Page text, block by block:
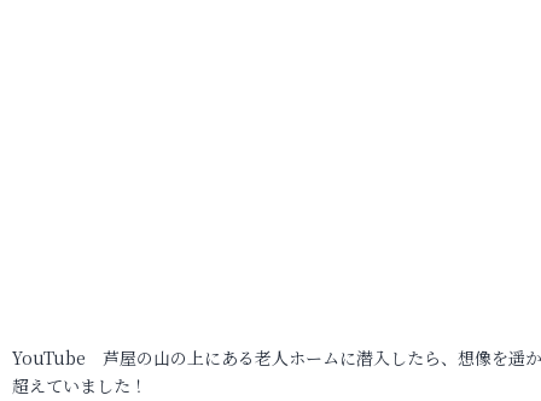
YouTube 芦屋の山の上にある老人ホームに潜入したら、想像を遥
超えていました！